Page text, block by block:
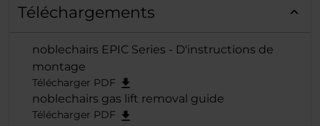
Award in derKategorie
"Best Gaming
Chair" verliehen und
damit erneut die
verdiente Krone
aufgesetzt.
+ hoher Sitzkomfort
problemloser
Téléchargements
noblechairs EPIC Series - D'instructions de
montage
Télécharger PDF
noblechairs gas lift removal guide
Télécharger PDF